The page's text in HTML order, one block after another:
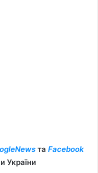
та Facebook
України